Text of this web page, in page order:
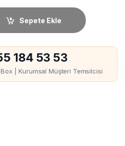
miktar
Sepete Ekle
184 53 53
| Kurumsal Müşteri Temsilcisi